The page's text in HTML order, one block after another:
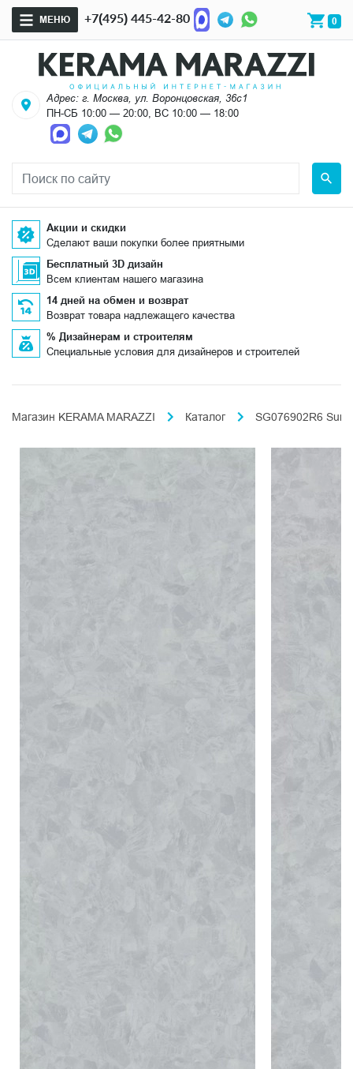
МЕНЮ +7(495) 445-42-80 0
Адрес: г. Москва, ул. Воронцовская, 36с1
ПН-СБ 10:00 — 20:00, ВС 10:00 — 18:00
Акции и скидки
Сделают ваши покупки более приятными
Бесплатный 3D дизайн
Всем клиентам нашего магазина
14 дней на обмен и возврат
Возврат товара надлежащего качества
% Дизайнерам и строителям
Специальные условия для дизайнеров и строителей
Магазин KERAMA MARAZZI Каталог SG076902R6